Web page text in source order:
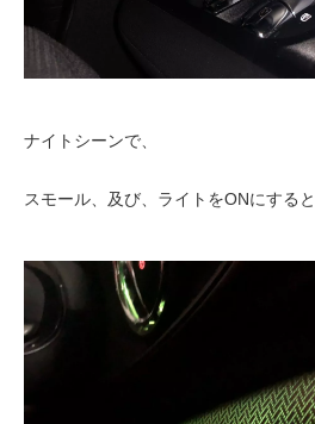
ナイトシーンで、
スモール、及び、ライトをONにする